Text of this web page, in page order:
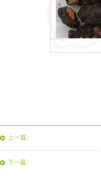
上一篇：
下一篇：